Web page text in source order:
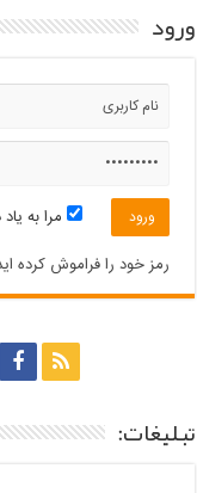
ورود
مرا به
رمز خود را فراموش کرده
تبلیغات: